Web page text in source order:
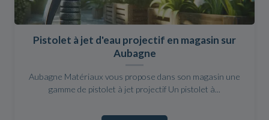
Pistolet à jet d'eau projectif en magasin sur
Aubagne
Aubagne Matériaux vous propose dans son magasin une
gamme de pistolet à jet projectif Un pistolet à...